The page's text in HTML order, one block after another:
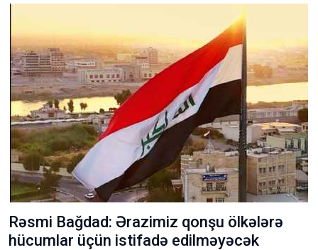
Rəsmi Bağdad: Ərazimiz qonşu ölkələrə
hücumlar üçün istifadə edilməyəcək